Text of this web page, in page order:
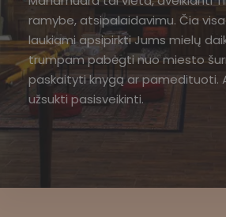
ramybe, atsipalaidavimu. Čia
laukiami apsipirkti Jums mielų
trumpam pabėgti nuo miesto
paskaityti knygą ar pamedituoti.
užsukti pasisveikinti.